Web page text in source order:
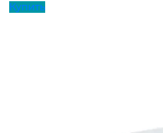
Купить